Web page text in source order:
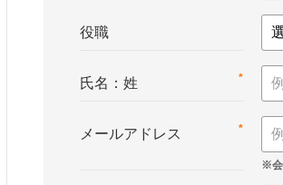
役職
*
氏名：姓
*
メールアドレス